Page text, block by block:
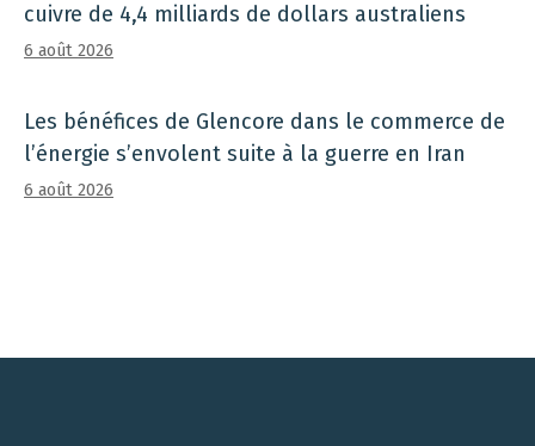
cuivre de 4,4 milliards de dollars australiens
6 août 2026
Les bénéfices de Glencore dans le commerce de
l’énergie s’envolent suite à la guerre en Iran
6 août 2026